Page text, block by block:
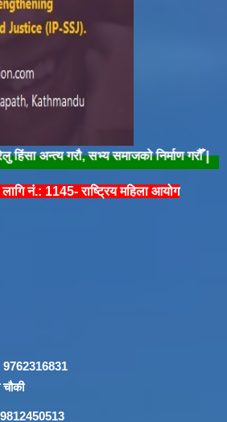
गरौ, सभ्य समाजको निर्माण गरौँ |
नं.: 1145- राष्ट्रिय महिला आयोग
9762316831